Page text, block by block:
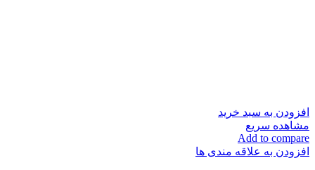
افزودن به سبد خرید
مشاهده سریع
Add to compare
افزودن به علاقه مندی ها